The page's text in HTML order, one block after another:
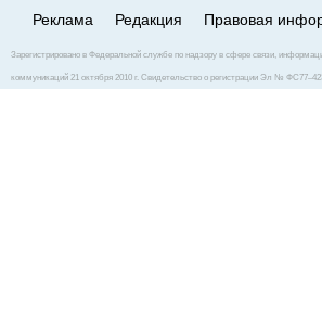
Реклама Редакция Правовая
Зарегистрировано в Федеральной службе по надзору в сфере связи,
коммуникаций 21 октября 2010 г. Свидетельство о регистрации Эл №